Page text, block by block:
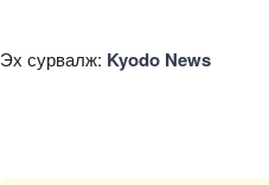
Эх сурвалж: Kyodo News